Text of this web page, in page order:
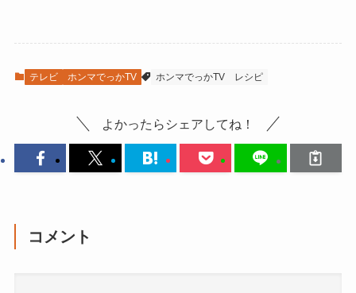
テレビ ホンマでっかTV ホンマでっかTV レシピ
よかったらシェアしてね！
コメント